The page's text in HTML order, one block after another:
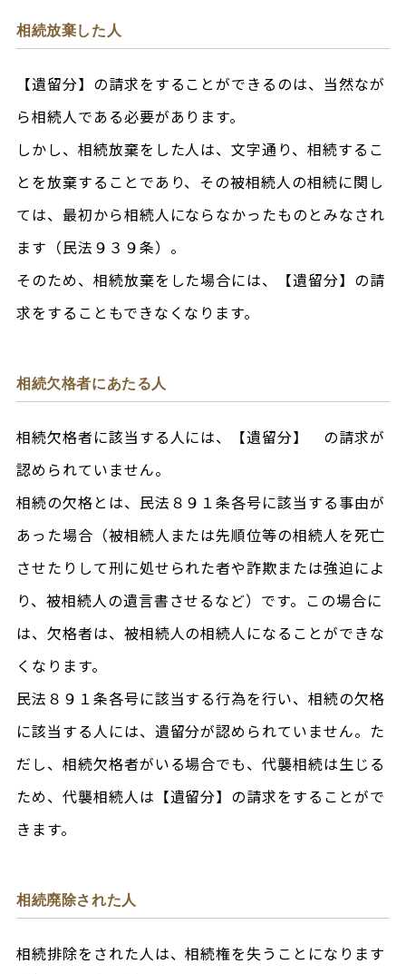
相続放棄した人
【遺留分】の請求をすることができるのは、当然なが
ら相続人である必要があります。
しかし、相続放棄をした人は、文字通り、相続するこ
とを放棄することであり、その被相続人の相続に関し
ては、最初から相続人にならなかったものとみなされ
ます（民法９３９条）。
そのため、相続放棄をした場合には、【遺留分】の請
求をすることもできなくなります。
相続欠格者にあたる人
相続欠格者に該当する人には、【遺留分】 の請求が
認められていません。
相続の欠格とは、民法８９１条各号に該当する事由が
あった場合（被相続人または先順位等の相続人を死亡
させたりして刑に処せられた者や詐欺または強迫によ
り、被相続人の遺言書させるなど）です。この場合に
は、欠格者は、被相続人の相続人になることができな
くなります。
民法８９１条各号に該当する行為を行い、相続の欠格
に該当する人には、遺留分が認められていません。た
だし、相続欠格者がいる場合でも、代襲相続は生じる
ため、代襲相続人は【遺留分】の請求をすることがで
きます。
相続廃除された人
相続排除をされた人は、相続権を失うことになります